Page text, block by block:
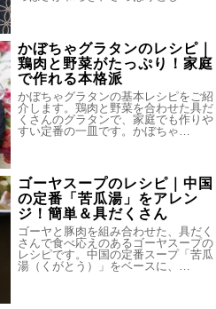
かぼちゃグラタンのレシピ｜
鶏肉と野菜がたっぷり！家庭
で作れる本格派
かぼちゃグラタンの基本レシピをご紹
介します。鶏肉と野菜を合わせた具だ
くさんのグラタンで、家庭でも作りや
すい定番の一皿です。かぼちゃ…
ゴーヤスープのレシピ｜中国
の定番「苦瓜湯」をアレン
ジ！簡単＆具だくさん
ゴーヤと豚肉を組み合わせた、具だく
さんで食べ応えのあるゴーヤスープの
レシピです。中国の定番スープ「苦瓜
湯（くがとう）」をベースに、…